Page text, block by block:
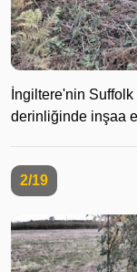
İngiltere'nin Suffolk
derinliğinde inşaa
2/19